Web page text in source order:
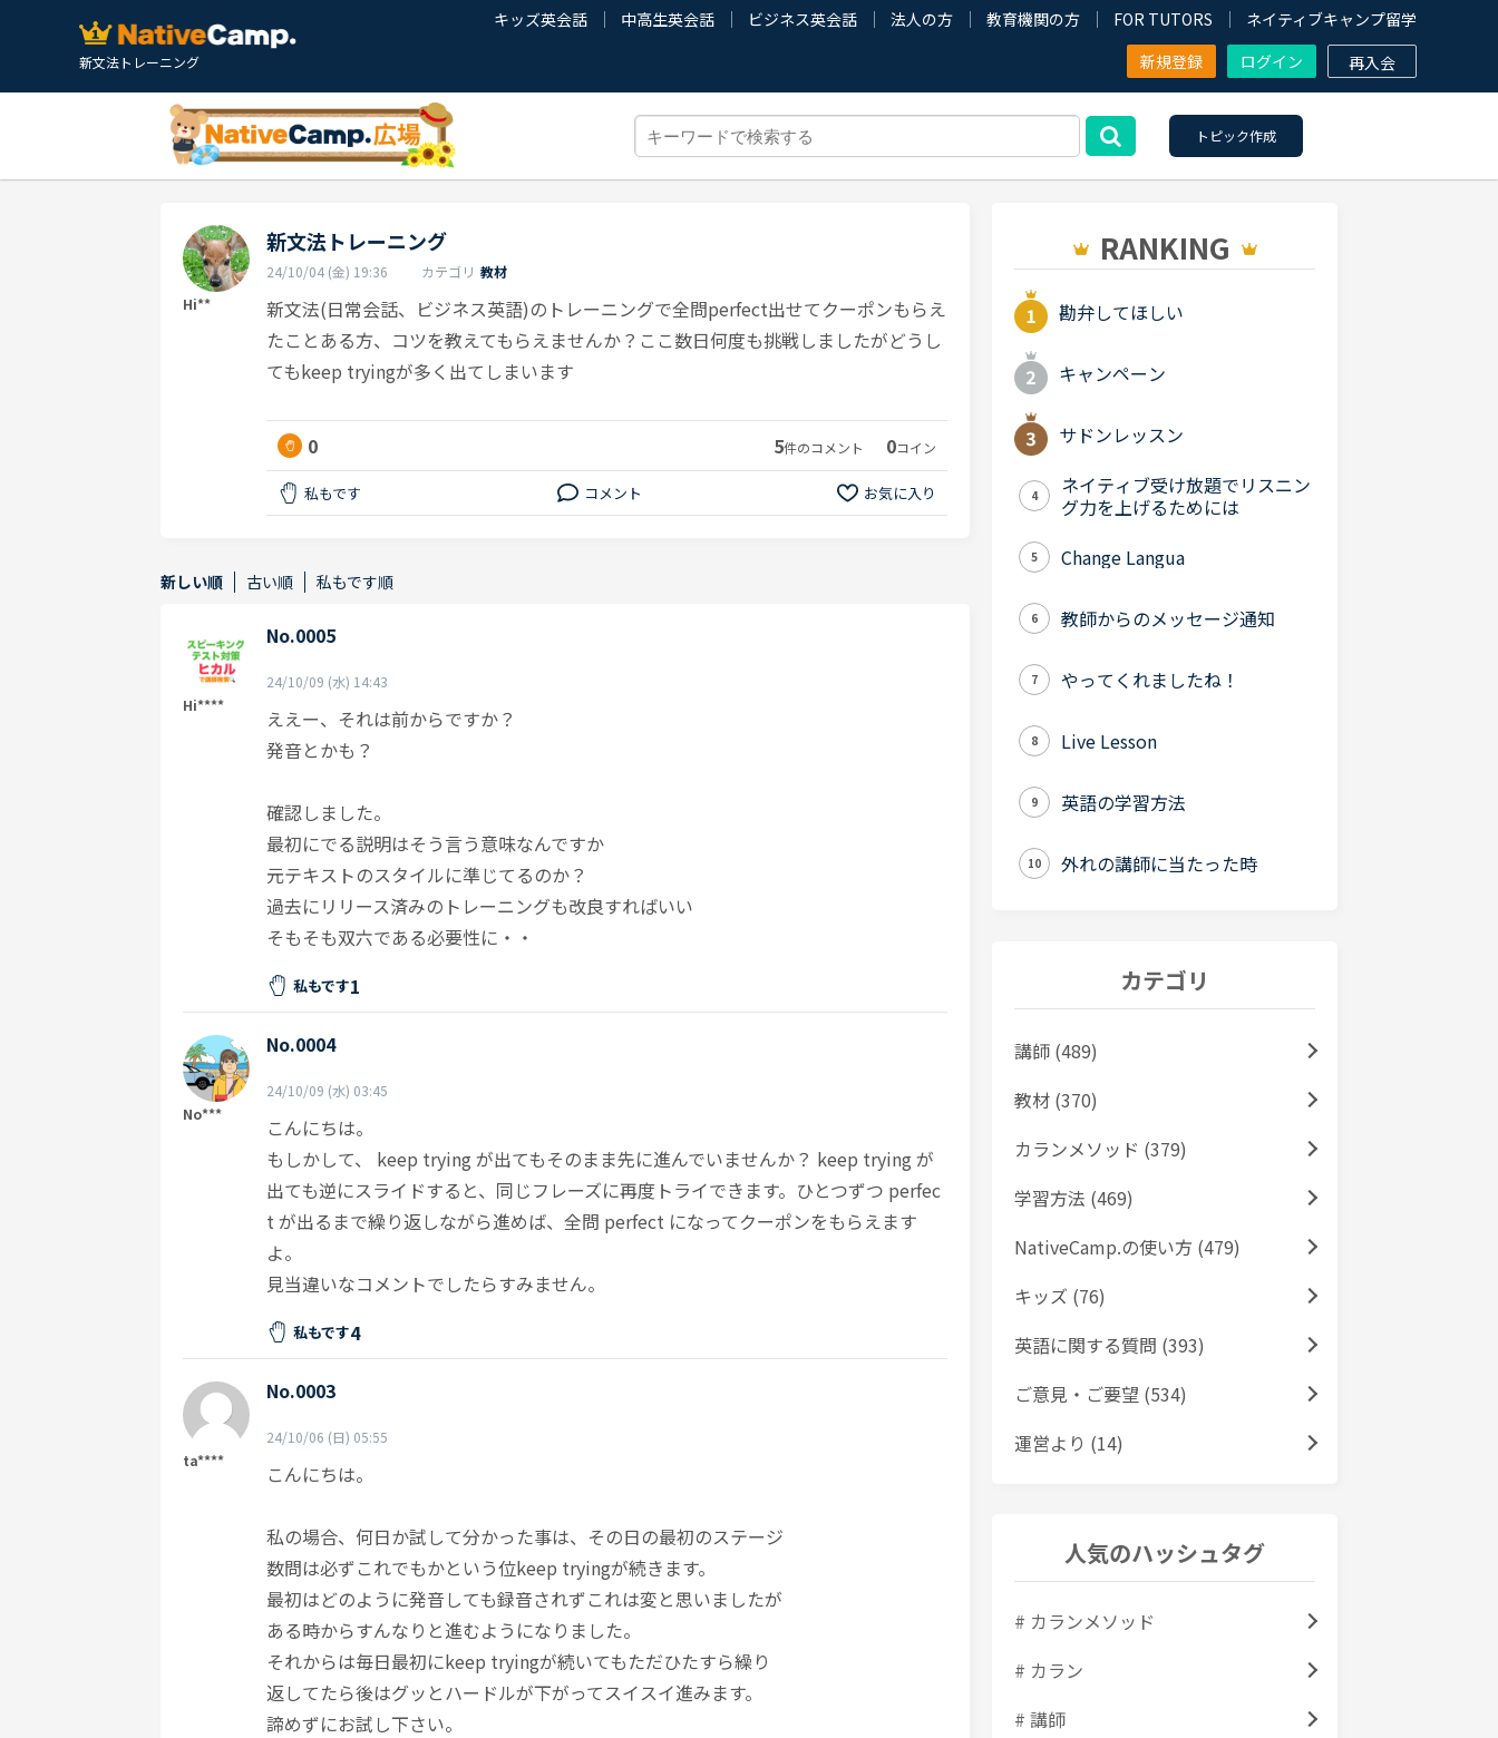
新文法トレーニング
キッズ英会話 中高生英会話 ビジネス英会話 法人の方 教育機関の方 FOR TUTORS
ネイティブキャンプ留学
新規登録
ログイン 再入会
トピック作成
Hi**
新文法トレーニング
24/10/04 (金) 19:36 カテゴリ 教材
新文法(日常会話、ビジネス英語)のトレーニングで全問perfect出せてクーポンもらえ
たことある方、コツを教えてもらえませんか？ここ数日何度も挑戦しましたがどうし
てもkeep tryingが多く出てしまいます
0 5件のコメント 0コイン
私もです コメント お気に入り
新しい順 古い順 私もです順
Hi****
No.0005
24/10/09 (水) 14:43
ええー、それは前からですか？
発音とかも？
確認しました。
最初にでる説明はそう言う意味なんですか
元テキストのスタイルに準じてるのか？
過去にリリース済みのトレーニングも改良すればいい
そもそも双六である必要性に・・
私もです1
No***
No.0004
24/10/09 (水) 03:45
こんにちは。
もしかして、 keep trying が出てもそのまま先に進んでいませんか？ keep trying が
出ても逆にスライドすると、同じフレーズに再度トライできます。ひとつずつ perfec
t が出るまで繰り返しながら進めば、全問 perfect になってクーポンをもらえます
よ。
見当違いなコメントでしたらすみません。
私もです4
ta****
No.0003
24/10/06 (日) 05:55
こんにちは。
私の場合、何日か試して分かった事は、その日の最初のステージ
数問は必ずこれでもかという位keep tryingが続きます。
最初はどのように発音しても録音されずこれは変と思いましたが
ある時からすんなりと進むようになりました。
それからは毎日最初にkeep tryingが続いてもただひたすら繰り
返してたら後はグッとハードルが下がってスイスイ進みます。
諦めずにお試し下さい。
RANKING
勘弁してほしい
キャンペーン
サドンレッスン
4
ネイティブ受け放題でリスニン
グ力を上げるためには
5 Change Langua
6 教師からのメッセージ通知
7 やってくれましたね！
8 Live Lesson
9 英語の学習方法
10 外れの講師に当たった時
カテゴリ
講師 (489)
教材 (370)
カランメソッド (379)
学習方法 (469)
NativeCamp.の使い方 (479)
キッズ (76)
英語に関する質問 (393)
ご意見・ご要望 (534)
運営より (14)
人気のハッシュタグ
# カランメソッド
# カラン
# 講師